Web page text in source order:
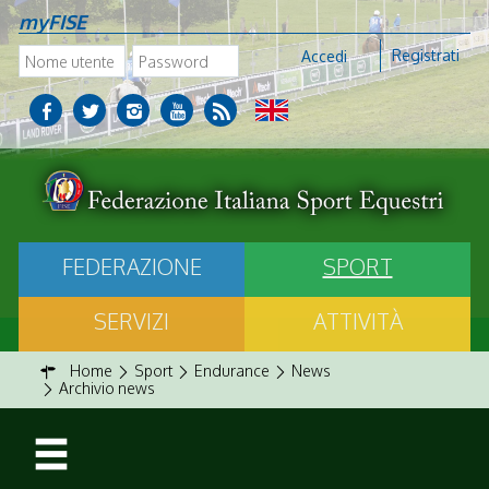
myFISE
Accedi Registrati
FEDERAZIONE
SPORT
SERVIZI
ATTIVITÀ
Home Sport Endurance
News
Archivio news